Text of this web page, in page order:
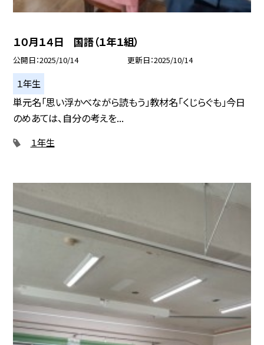
１０月１４日 国語（１年１組）
公開日 2025/10/14 更新日 2025/10/14
１年生
単元名「思い浮かべながら読もう」教材名「くじらぐも」今日
のめあては、自分の考えを...
１年生